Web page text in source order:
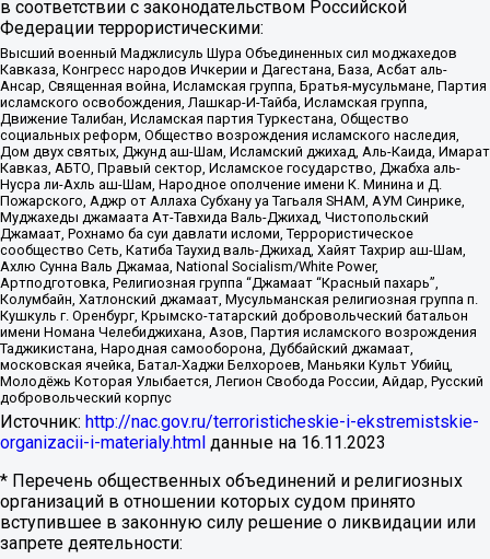
в соответствии с законодательством Российской
Федерации террористическими:
Высший военный Маджлисуль Шура Объединенных сил моджахедов
Кавказа, Конгресс народов Ичкерии и Дагестана, База, Асбат аль-
Ансар, Священная война, Исламская группа, Братья-мусульмане, Партия
исламского освобождения, Лашкар-И-Тайба, Исламская группа,
Движение Талибан, Исламская партия Туркестана, Общество
социальных реформ, Общество возрождения исламского наследия,
Дом двух святых, Джунд аш-Шам, Исламский джихад, Аль-Каида, Имарат
Кавказ, АБТО, Правый сектор, Исламское государство, Джабха аль-
Нусра ли-Ахль аш-Шам, Народное ополчение имени К. Минина и Д.
Пожарского, Аджр от Аллаха Субхану уа Тагьаля SHAM, АУМ Синрике,
Муджахеды джамаата Ат-Тавхида Валь-Джихад, Чистопольский
Джамаат, Рохнамо ба суи давлати исломи, Террористическое
сообщество Сеть, Катиба Таухид валь-Джихад, Хайят Тахрир аш-Шам,
Ахлю Сунна Валь Джамаа, National Socialism/White Power,
Артподготовка, Религиозная группа “Джамаат “Красный пахарь”,
Колумбайн, Хатлонский джамаат, Мусульманская религиозная группа п.
Кушкуль г. Оренбург, Крымско-татарский добровольческий батальон
имени Номана Челебиджихана, Азов, Партия исламского возрождения
Таджикистана, Народная самооборона, Дуббайский джамаат,
московская ячейка, Батал-Хаджи Белхороев, Маньяки Культ Убийц,
Молодёжь Которая Улыбается, Легион Свобода России, Айдар, Русский
добровольческий корпус
Источник: http://nac.gov.ru/terroristicheskie-i-ekstremistskie-
organizacii-i-materialy.html данные на 16.11.2023
* Перечень общественных объединений и религиозных
организаций в отношении которых судом принято
вступившее в законную силу решение о ликвидации или
запрете деятельности: